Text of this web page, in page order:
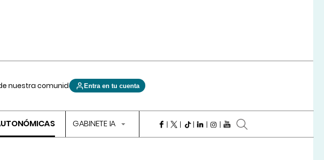
nuestra comunidad Entra en tu cuenta
GABINETE IA